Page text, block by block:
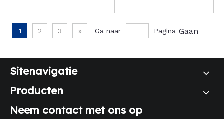
HP-F1
1 2 3 » Ga naar Pagina Gaan
Sitenavigatie
Producten
Neem contact met ons op